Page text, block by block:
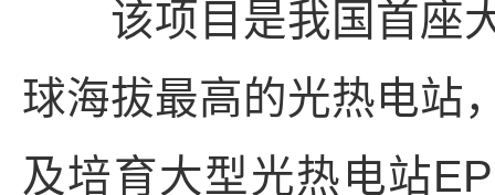
该项目是我国首座大
球海拔最高的光热电站
及培育大型光热电站